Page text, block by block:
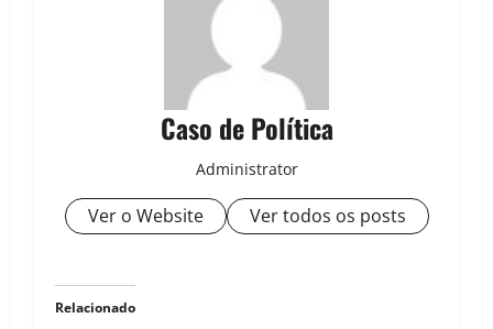
Caso de Política
Administrator
Ver o Website Ver todos os posts
Relacionado